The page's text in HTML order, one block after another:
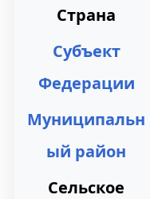
Страна
Субъект
Федерации
Муниципальн
ый район
Сельское